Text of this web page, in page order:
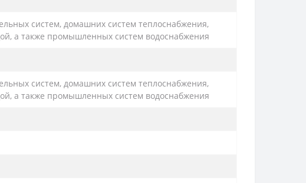
систем, домашних систем теплоснабжения,
а также промышленных систем водоснабжения
систем, домашних систем теплоснабжения,
а также промышленных систем водоснабжения